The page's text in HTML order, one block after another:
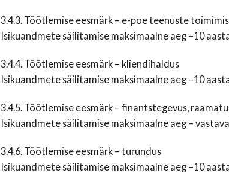
3.4.3. Töötlemise eesmärk – e-poe teenuste
Isikuandmete säilitamise maksimaalne aeg –10
3.4.4. Töötlemise eesmärk – kliendihaldus
Isikuandmete säilitamise maksimaalne aeg –10
3.4.5. Töötlemise eesmärk – finantstegevus,
Isikuandmete säilitamise maksimaalne aeg –
3.4.6. Töötlemise eesmärk – turundus
Isikuandmete säilitamise maksimaalne aeg –10